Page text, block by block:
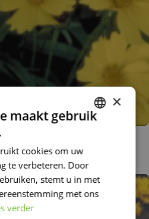
'Flying Saucers'
×
maakt gebruik
cookies om uw
te verbeteren. Door
stemt u in met
met ons
verder